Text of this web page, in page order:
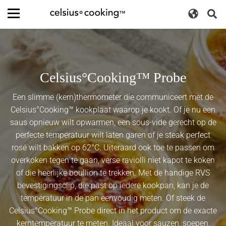
D
u
t
c
h
A
T
G
C
e
l
s
i
u
s
°
m
e
n
u
o
g
g
l
e
r
L
u
e
s
w
i
t
c
h
e
r
s
e
a
r
c
h
Celsius°Cooking™ Probe
Een slimme (kern)thermometer die communiceert met de
Celsius°Cooking™ kookplaat waarop je kookt. Of je nu een
saus opnieuw wilt opwarmen, een sous-vide gerecht op de
perfecte temperatuur wilt laten garen of je steak perfect
rosé wilt bakken op 62°C. Uiteraard ook toe te passen om
overkoken tegen te gaan, verse raviolli niet kapot te koken
of die heerlijke boullion te trekken. Met de handige RVS
bevestigingsclip, die past op iedere kookpan, kan je de
temperatuur in de pan eenvoudig meten. Of steek de
Celsius°Cooking™ Probe direct in het product om de exacte
kerntemperatuur te meten. Ideaal voor sauzen, soepen,